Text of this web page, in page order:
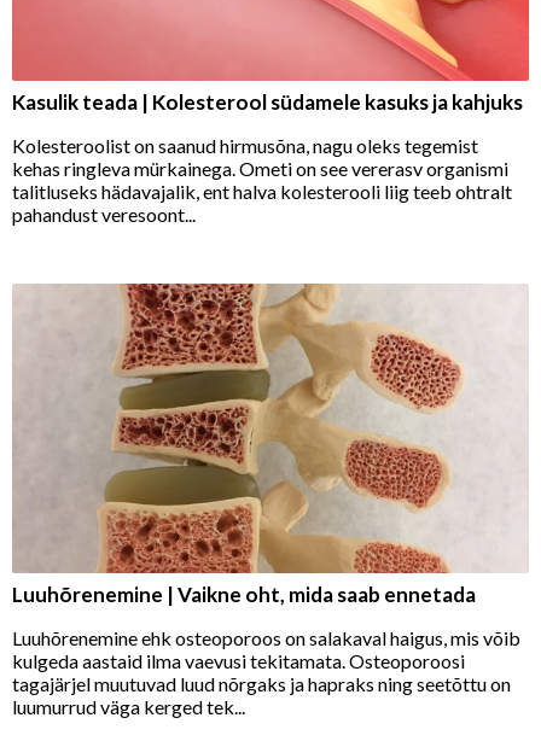
Kasulik teada | Kolesterool südamele kasuks ja kahjuks
Kolesteroolist on saanud hirmusõna, nagu oleks tegemist
kehas ringleva mürkainega. Ometi on see vererasv organismi
talitluseks hädavajalik, ent halva kolesterooli liig teeb ohtralt
pahandust veresoont...
Luuhõrenemine | Vaikne oht, mida saab ennetada
Luuhõrenemine ehk osteoporoos on salakaval haigus, mis võib
kulgeda aastaid ilma vaevusi tekitamata. Osteoporoosi
tagajärjel muutuvad luud nõrgaks ja hapraks ning seetõttu on
luumurrud väga kerged tek...